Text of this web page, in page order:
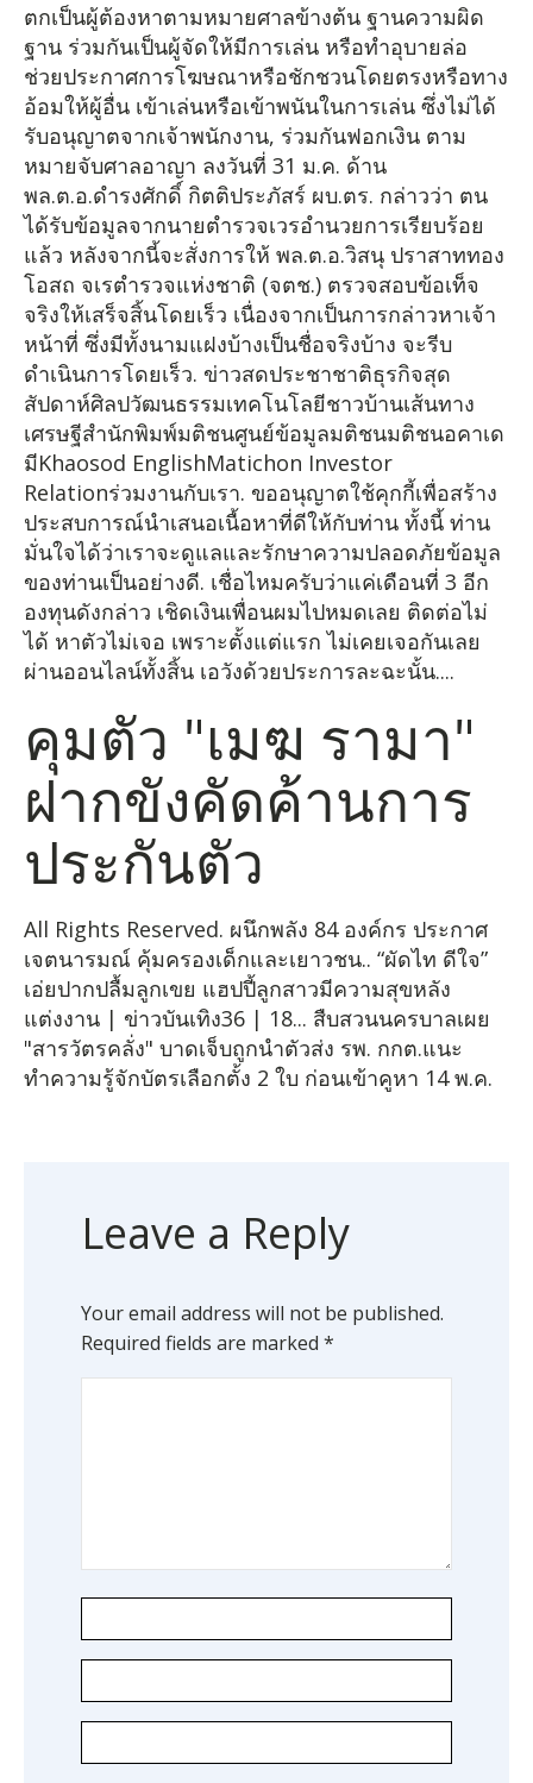
ตกเป็นผู้ต้องหาตามหมายศาลข้างต้น ฐานความผิด
ฐาน ร่วมกันเป็นผู้จัดให้มีการเล่น หรือทำอุบายล่อ
ช่วยประกาศการโฆษณาหรือชักชวนโดยตรงหรือทาง
อ้อมให้ผู้อื่น เข้าเล่นหรือเข้าพนันในการเล่น ซึ่งไม่ได้
รับอนุญาตจากเจ้าพนักงาน, ร่วมกันฟอกเงิน ตาม
หมายจับศาลอาญา ลงวันที่ 31 ม.ค. ด้าน
พล.ต.อ.ดำรงศักดิ์ กิตติประภัสร์ ผบ.ตร. กล่าวว่า ตน
ได้รับข้อมูลจากนายตำรวจเวรอำนวยการเรียบร้อย
แล้ว หลังจากนี้จะสั่งการให้ พล.ต.อ.วิสนุ ปราสาททอง
โอสถ จเรตำรวจแห่งชาติ (จตช.) ตรวจสอบข้อเท็จ
จริงให้เสร็จสิ้นโดยเร็ว เนื่องจากเป็นการกล่าวหาเจ้า
หน้าที่ ซึ่งมีทั้งนามแฝงบ้างเป็นชื่อจริงบ้าง จะรีบ
ดำเนินการโดยเร็ว. ข่าวสดประชาชาติธุรกิจสุด
สัปดาห์ศิลปวัฒนธรรมเทคโนโลยีชาวบ้านเส้นทาง
เศรษฐีสำนักพิมพ์มติชนศูนย์ข้อมูลมติชนมติชนอคาเด
มีKhaosod EnglishMatichon Investor
Relationร่วมงานกับเรา. ขออนุญาตใช้คุกกี้เพื่อสร้าง
ประสบการณ์นำเสนอเนื้อหาที่ดีให้กับท่าน ทั้งนี้ ท่าน
มั่นใจได้ว่าเราจะดูแลและรักษาความปลอดภัยข้อมูล
ของท่านเป็นอย่างดี. เชื่อไหมครับว่าแค่เดือนที่ 3 อีก
องทุนดังกล่าว เชิดเงินเพื่อนผมไปหมดเลย ติดต่อไม่
ได้ หาตัวไม่เจอ เพราะตั้งแต่แรก ไม่เคยเจอกันเลย
ผ่านออนไลน์ทั้งสิ้น เอวังด้วยประการละฉะนั้น....
คุมตัว "เมฆ รามา"
ฝากขังคัดค้านการ
ประกันตัว
All Rights Reserved. ผนึกพลัง 84 องค์กร ประกาศ
เจตนารมณ์ คุ้มครองเด็กและเยาวชน.. “ผัดไท ดีใจ”
เอ่ยปากปลื้มลูกเขย แฮปปี้ลูกสาวมีความสุขหลัง
แต่งงาน | ข่าวบันเทิง36 | 18... สืบสวนนครบาลเผย
"สารวัตรคลั่ง" บาดเจ็บถูกนำตัวส่ง รพ. กกต.แนะ
ทำความรู้จักบัตรเลือกตั้ง 2 ใบ ก่อนเข้าคูหา 14 พ.ค.
Leave a Reply
Your email address will not be published.
Required fields are marked *